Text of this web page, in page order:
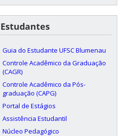
Estudantes
Guia do Estudante UFSC Blumenau
Controle Acadêmico da Graduação
(CAGR)
Controle Acadêmico da Pós-
graduação (CAPG)
Portal de Estágios
Assistência Estudantil
Núcleo Pedagógico